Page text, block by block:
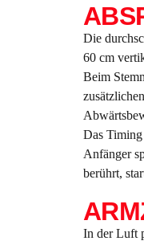
Die
60 cm
Beim
Das
Anfänger
berührt,
In der Luft